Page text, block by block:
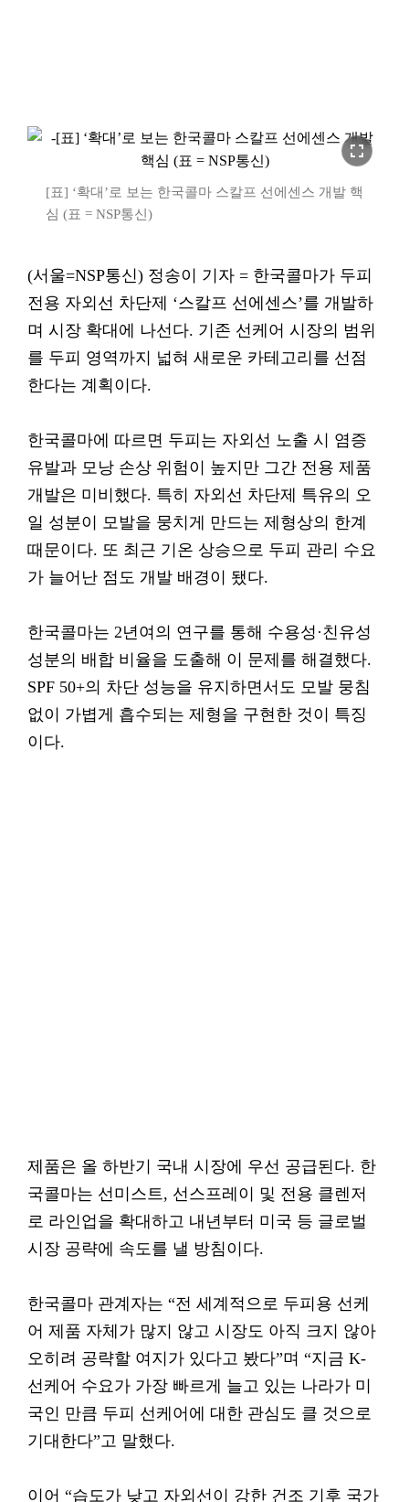
fullscreen
[표] ‘확대’로 보는 한국콜마 스칼프 선에센스 개발 핵
심 (표 = NSP통신)
(서울=NSP통신) 정송이 기자 = 한국콜마가 두피
전용 자외선 차단제 ‘스칼프 선에센스’를 개발하
며 시장 확대에 나선다. 기존 선케어 시장의 범위
를 두피 영역까지 넓혀 새로운 카테고리를 선점
한다는 계획이다.
한국콜마에 따르면 두피는 자외선 노출 시 염증
유발과 모낭 손상 위험이 높지만 그간 전용 제품
개발은 미비했다. 특히 자외선 차단제 특유의 오
일 성분이 모발을 뭉치게 만드는 제형상의 한계
때문이다. 또 최근 기온 상승으로 두피 관리 수요
가 늘어난 점도 개발 배경이 됐다.
한국콜마는 2년여의 연구를 통해 수용성·친유성
성분의 배합 비율을 도출해 이 문제를 해결했다.
SPF 50+의 차단 성능을 유지하면서도 모발 뭉침
없이 가볍게 흡수되는 제형을 구현한 것이 특징
이다.
제품은 올 하반기 국내 시장에 우선 공급된다. 한
국콜마는 선미스트, 선스프레이 및 전용 클렌저
로 라인업을 확대하고 내년부터 미국 등 글로벌
시장 공략에 속도를 낼 방침이다.
한국콜마 관계자는 “전 세계적으로 두피용 선케
어 제품 자체가 많지 않고 시장도 아직 크지 않아
오히려 공략할 여지가 있다고 봤다”며 “지금 K-
선케어 수요가 가장 빠르게 늘고 있는 나라가 미
국인 만큼 두피 선케어에 대한 관심도 클 것으로
기대한다”고 말했다.
이어 “습도가 낮고 자외선이 강한 건조 기후 국가